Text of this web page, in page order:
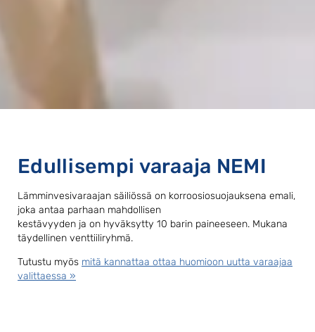
Edullisempi varaaja NEMI
Lämminvesivaraajan säiliössä on korroosiosuojauksena emali,
joka antaa parhaan mahdollisen
kestävyyden ja on hyväksytty 10 barin paineeseen. Mukana
täydellinen venttiiliryhmä.
Tutustu myös mitä kannattaa ottaa huomioon uutta varaajaa
valittaessa »